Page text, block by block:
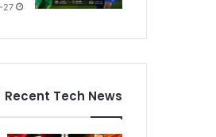
27
Recent Tech News